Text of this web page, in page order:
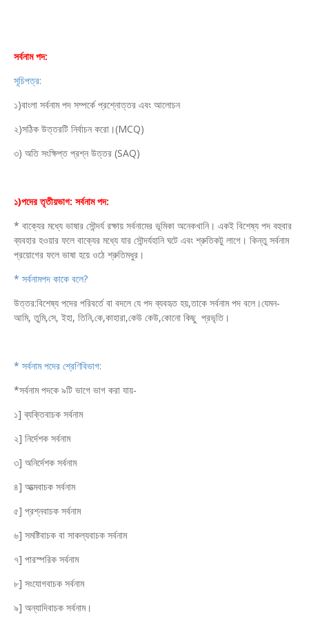
সর্বনাম পদ:
সূচিপত্র:
১)বাংলা সর্বনাম পদ সম্পর্কে প্রশ্নোত্তর এবং আলোচন
২)সঠিক উত্তরটি নির্বাচন করো।(MCQ)
৩) অতি সংক্ষিপ্ত প্রশ্ন উত্তর (SAQ)
১)পদের তৃতীয়ভাগ: সর্বনাম পদ:
* বাক্যের মধ্যে ভাষার সৌন্দর্য রক্ষায় সর্বনামের ভূমিকা অনেকখানি। একই বিশেষ্য পদ বহুবার
ব্যবহার হওয়ার ফলে বাক্যের মধ্যে যার সৌন্দর্যহানি ঘটে এবং শ্রুতিকটু লাগে। কিন্তু সর্বনাম
প্রয়োগের ফলে ভাষা হয়ে ওঠে শ্রুতিমধুর।
* সর্বনামপদ কাকে বলে?
উত্তর:বিশেষ্য পদের পরিবর্তে বা বদলে যে পদ ব্যবহৃত হয়,তাকে সর্বনাম পদ বলে।যেমন-
আমি, তুমি,সে, ইহা, তিনি,কে,কাহারা,কেউ কেউ,কোনো কিছু প্রভৃতি।
* সর্বনাম পদের শ্রেণিবিভাগ:
*সর্বনাম পদকে ৯টি ভাগে ভাগ করা যায়-
১] ব্যক্তিবাচক সর্বনাম
২] নির্দেশক সর্বনাম
৩] অনির্দেশক সর্বনাম
৪] আত্মবাচক সর্বনাম
৫] প্রশ্নবাচক সর্বনাম
৬] সমষ্টিবাচক বা সাকল্যবাচক সর্বনাম
৭] পারস্পরিক সর্বনাম
৮] সংযোগবাচক সর্বনাম
৯] অন্যাদিবাচক সর্বনাম।